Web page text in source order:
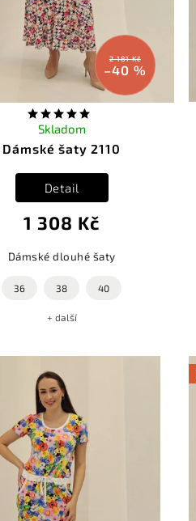
2 181 Kč
–40 %
Dámské šaty 2110
Skladom
1 308 Kč
Detail
Dámské dlouhé šaty
36 38 40
+ další